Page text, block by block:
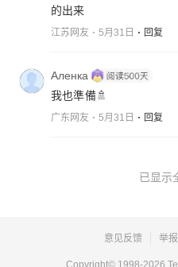
的出来
江苏网友 5月31日 回复
Аленка
我也準備🚿
广东网友 5月31日 回复
已显示
意见反馈 举
Copyright© 1998-2026